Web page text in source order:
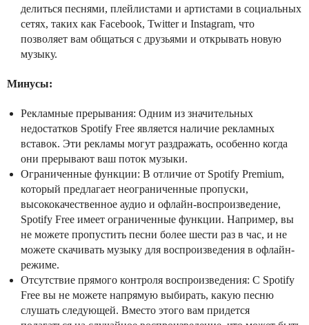
делиться песнями, плейлистами и артистами в социальных
сетях, таких как Facebook, Twitter и Instagram, что
позволяет вам общаться с друзьями и открывать новую
музыку.
Минусы:
Рекламные прерывания: Одним из значительных
недостатков Spotify Free является наличие рекламных
вставок. Эти рекламы могут раздражать, особенно когда
они прерывают ваш поток музыки.
Ограниченные функции: В отличие от Spotify Premium,
который предлагает неограниченные пропуски,
высококачественное аудио и офлайн-воспроизведение,
Spotify Free имеет ограниченные функции. Например, вы
не можете пропустить песни более шести раз в час, и не
можете скачивать музыку для воспроизведения в офлайн-
режиме.
Отсутствие прямого контроля воспроизведения: С Spotify
Free вы не можете напрямую выбирать, какую песню
слушать следующей. Вместо этого вам придется